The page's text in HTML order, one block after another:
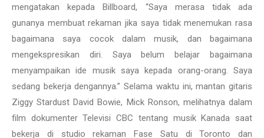
mengatakan kepada Billboard, “Saya merasa tidak ada
gunanya membuat rekaman jika saya tidak menemukan rasa
bagaimana saya cocok dalam musik, dan bagaimana
mengekspresikan diri. Saya belum belajar bagaimana
menyampaikan ide musik saya kepada orang-orang. Saya
sedang bekerja dengannya.” Selama waktu ini, mantan gitaris
Ziggy Stardust David Bowie, Mick Ronson, melihatnya dalam
film dokumenter Televisi CBC tentang musik Kanada saat
bekerja di studio rekaman Fase Satu di Toronto dan